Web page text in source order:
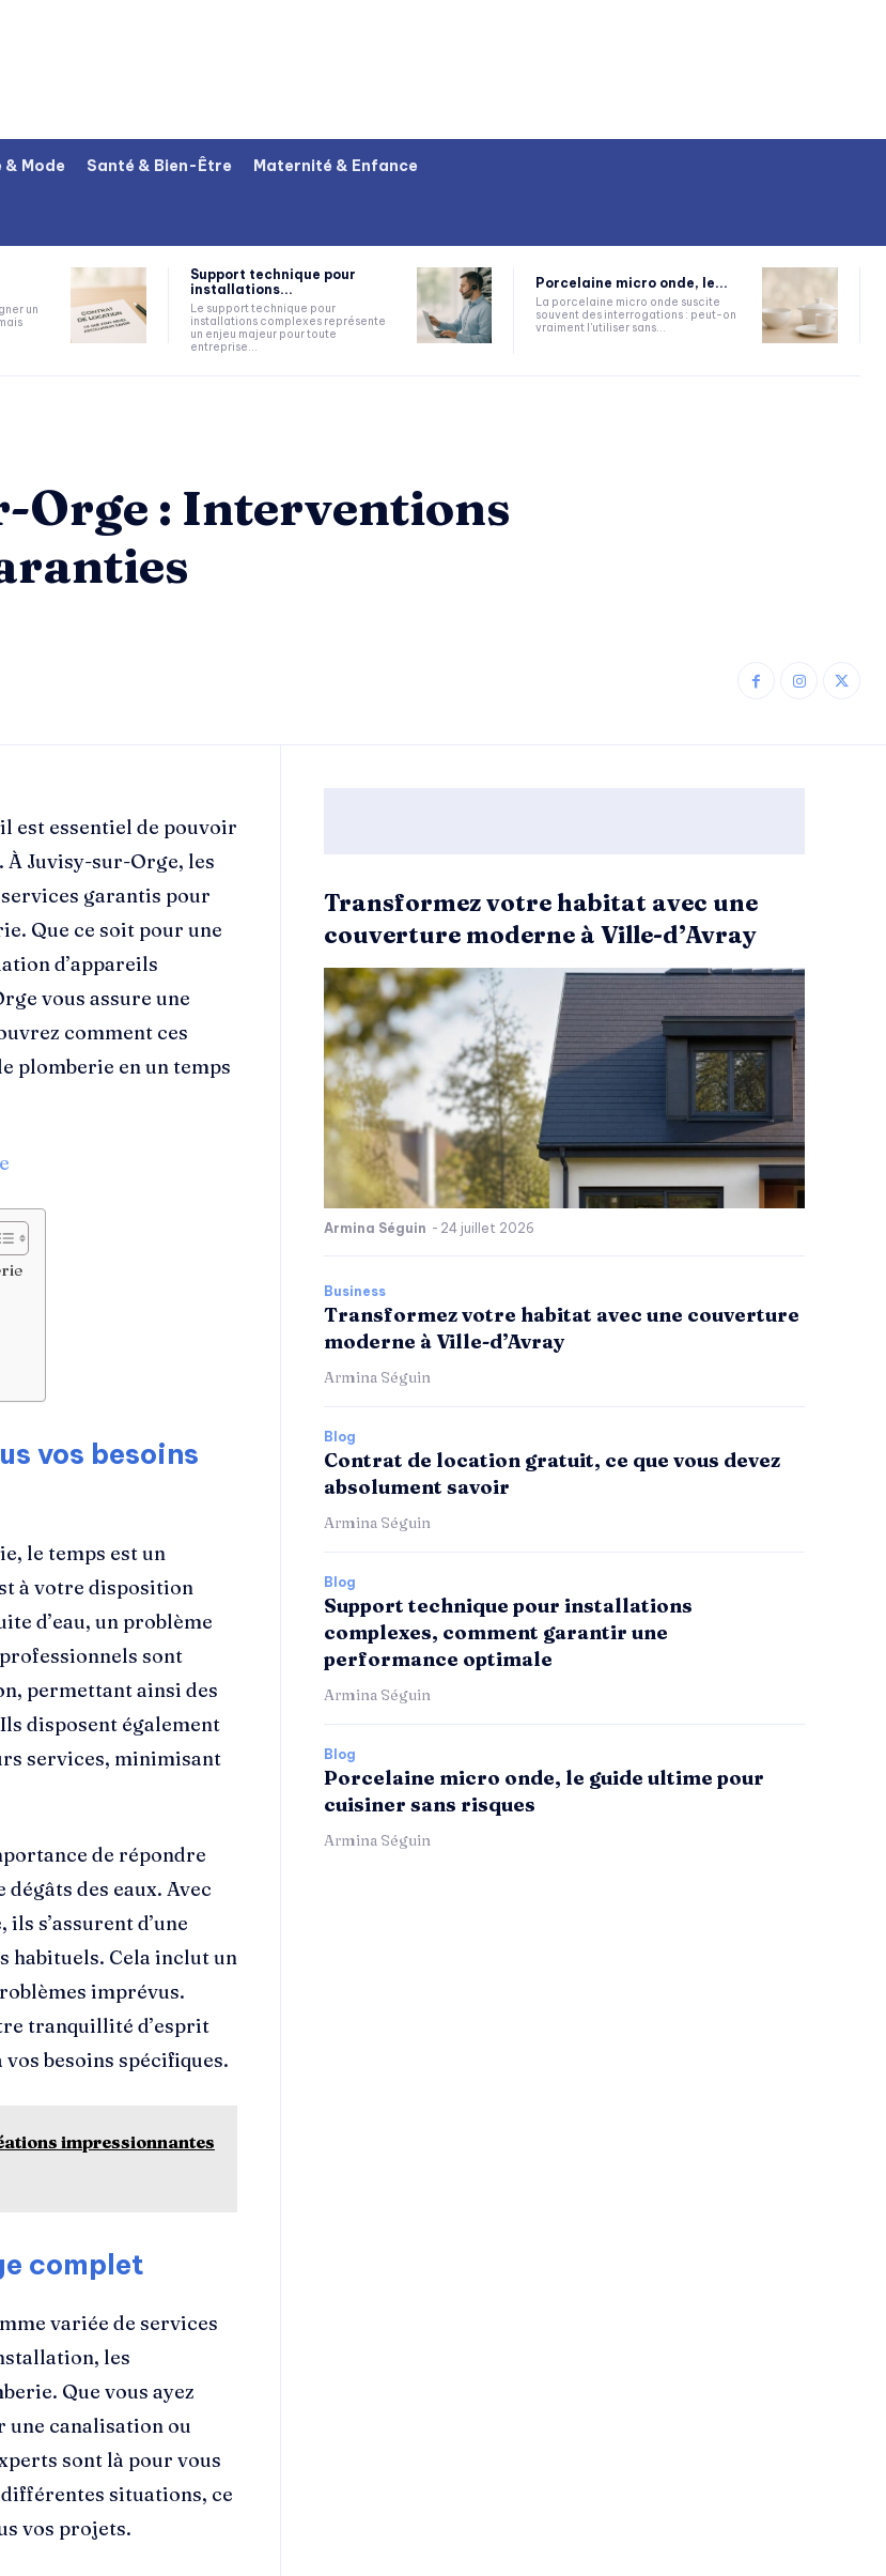
& Mode Santé & Bien-Être Maternité & Enfance
un
Support technique pour
installations...
Le support technique pour
installations complexes représente
un enjeu majeur pour toute
entreprise...
Porcelaine micro onde, le...
La porcelaine micro onde suscite
souvent des interrogations : peut-on
vraiment l'utiliser sans...
Orge : Interventions
est essentiel de pouvoir
Juvisy-sur-Orge, les
garantis pour
Que ce soit pour une
d’appareils
vous assure une
comment ces
plomberie en un temps
vos besoins
le temps est un
à votre disposition
d’eau, un problème
sont
permettant ainsi des
disposent également
services, minimisant
de répondre
des eaux. Avec
s’assurent d’une
habituels. Cela inclut un
imprévus.
tranquillité d’esprit
besoins spécifiques.
impressionnantes
complet
variée de services
les
Que vous ayez
une canalisation ou
sont là pour vous
situations, ce
vos projets.
Transformez votre habitat avec une
couverture moderne à Ville-d’Avray
Armina Séguin - 24 juillet 2026
Business
Transformez votre habitat avec une couverture
moderne à Ville-d’Avray
Armina Séguin
Blog
Contrat de location gratuit, ce que vous devez
absolument savoir
Armina Séguin
Blog
Support technique pour installations
complexes, comment garantir une
performance optimale
Armina Séguin
Blog
Porcelaine micro onde, le guide ultime pour
cuisiner sans risques
Armina Séguin